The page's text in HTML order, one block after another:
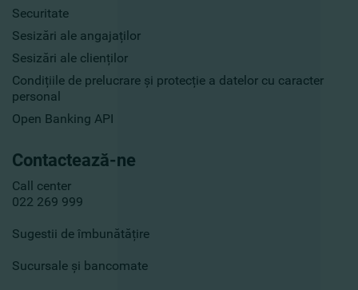
Securitate
Sesizări ale angajaților
Sesizări ale clienților
Condițiile de prelucrare și protecție a datelor cu caracter
personal
Open Banking API
Contactează-ne
Call center
022 269 999
Sugestii de îmbunătățire
Sucursale și bancomate